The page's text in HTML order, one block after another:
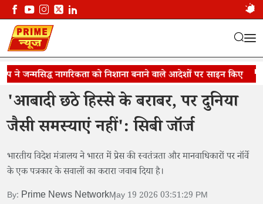
ने जन्मसिद्ध नागरिकता को निशाना बनाने वाले आदेशों पर साइन किए
नॉर्वे के पत्रकार को करारा जवाब
'आबादी छठे हिस्से के बराबर, पर दुनिया
जैसी समस्याएं नहीं': सिबी जॉर्ज
भारतीय विदेश मंत्रालय ने भारत में प्रेस की स्वतंत्रता और मानवाधिकारों पर नॉर्वे
के एक पत्रकार के सवालों का करारा जवाब दिया है।
By: Prime News NetworkMay 19 2026 03:51:29 PM